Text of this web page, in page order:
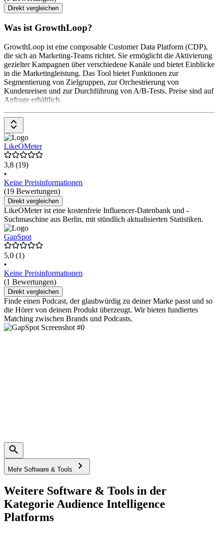
Direkt vergleichen
Was ist GrowthLoop?
GrowthLoop ist eine composable Customer Data Platform (CDP),
die sich an Marketing-Teams richtet. Sie ermöglicht die Aktivierung
gezielter Kampagnen über verschiedene Kanäle und bietet Einblicke
in die Marketingleistung. Das Tool bietet Funktionen zur
Segmentierung von Zielgruppen, zur Orchestrierung von
Kundenreisen und zur Durchführung von A/B-Tests. Preise sind auf
Anfrage erhältlich.
LikeOMeter
3,8 (19)
•
Keine Preisinformationen
(19 Bewertungen)
Direkt vergleichen
LikeOMeter ist eine kostenfreie Influencer-Datenbank und -
Suchmaschine aus Berlin, mit stündlich aktualisierten Statistiken.
GapSpot
5,0 (1)
•
Keine Preisinformationen
(1 Bewertungen)
Direkt vergleichen
Finde einen Podcast, der glaubwürdig zu deiner Marke passt und so
die Hörer von deinem Produkt überzeugt. Wir bieten fundiertes
Matching zwischen Brands und Podcasts.
Mehr Software & Tools
Weitere Software & Tools in der
Kategorie Audience Intelligence
Platforms